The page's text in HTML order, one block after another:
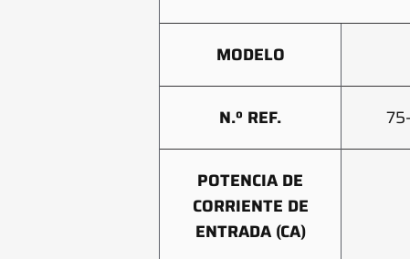
MODELO
N.º REF.
POTENCIA DE
CORRIENTE DE
ENTRADA (CA)